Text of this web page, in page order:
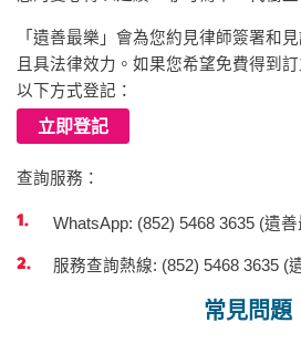
「遺善最樂」會為您約見律師簽署和
且具法律效力。如果您希望免費得到
以下方式登記：
立即登記
查詢服務：
WhatsApp: (852) 5468 3635 (遺善
服務查詢熱線: (852) 5468 3635 (
常見問題